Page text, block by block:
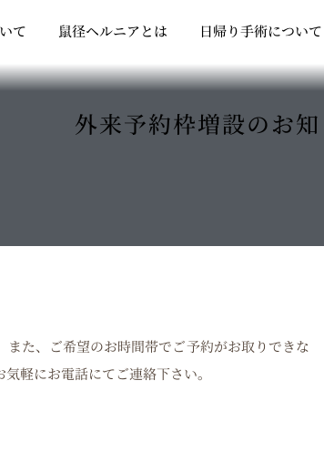
て Open クリニックについて
鼠径ヘルニアとは Open 鼠径ヘルニアとは
日帰り手術について
外来予約枠増設のお
た、ご希望のお時間帯でご予約がお取りできな
軽にお電話にてご連絡下さい。